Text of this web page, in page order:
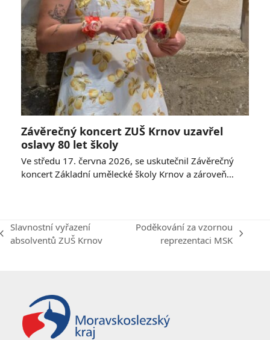
Závěrečný koncert ZUŠ Krnov uzavřel
oslavy 80 let školy
Ve středu 17. června 2026, se uskutečnil Závěrečný
koncert Základní umělecké školy Krnov a zároveň…
previous
Slavnostní vyřazení
absolventů ZUŠ Krnov
Poděkování za vzornou
reprezentaci MSK